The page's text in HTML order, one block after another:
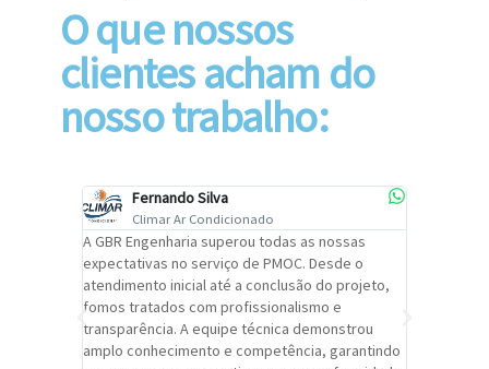
O que nossos
clientes acham do
nosso trabalho:
Fernando Silva
Climar Ar Condicionado
A GBR Engenharia superou todas as nossas
expectativas no serviço de PMOC. Desde o
atendimento inicial até a conclusão do projeto,
fomos tratados com profissionalismo e
transparência. A equipe técnica demonstrou
amplo conhecimento e competência, garantindo